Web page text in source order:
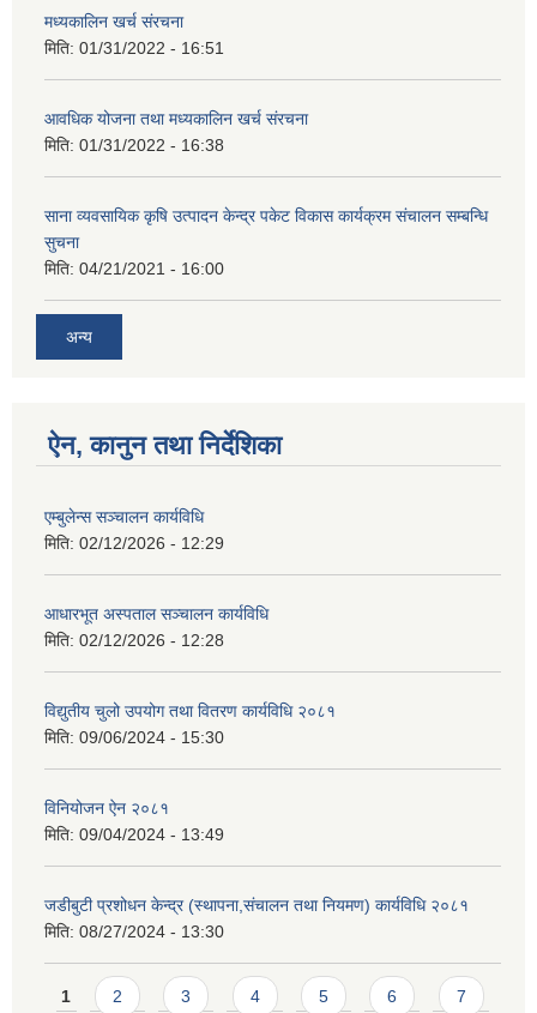
मध्यकालिन खर्च संरचना
मिति: 01/31/2022 - 16:51
आवधिक योजना तथा मध्यकालिन खर्च संरचना
मिति: 01/31/2022 - 16:38
साना व्यवसायिक कृषि उत्पादन केन्द्र पकेट विकास कार्यक्रम संचालन सम्बन्धि
सुचना
मिति: 04/21/2021 - 16:00
अन्य
ऐन, कानुन तथा निर्देशिका
एम्बुलेन्स सञ्चालन कार्यविधि
मिति: 02/12/2026 - 12:29
आधारभूत अस्पताल सञ्चालन कार्यविधि
मिति: 02/12/2026 - 12:28
विद्युतीय चुलो उपयोग तथा वितरण कार्यविधि २०८१
मिति: 09/06/2024 - 15:30
विनियोजन ऐन २०८१
मिति: 09/04/2024 - 13:49
जडीबुटी प्रशोधन केन्द्र (स्थापना,संचालन तथा नियमण) कार्यविधि २०८१
मिति: 08/27/2024 - 13:30
Pages
1 2 3 4 5 6 7